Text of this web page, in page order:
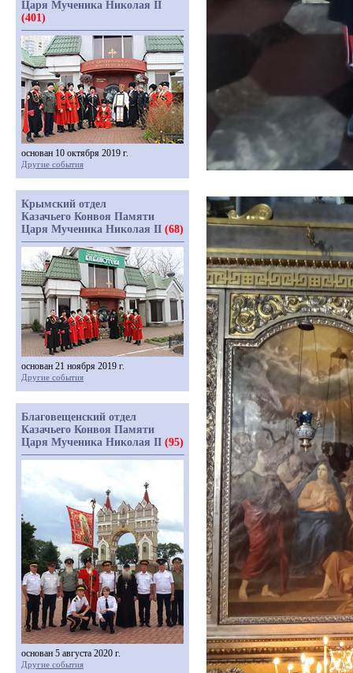
Царя Мученика Николая II
(401)
основан 10 октября 2019 г.
Другие события
Крымский отдел
Казачьего Конвоя Памяти
Царя Мученика Николая II (68)
основан 21 ноября 2019 г.
Другие события
Благовещенский отдел
Казачьего Конвоя Памяти
Царя Мученика Николая II (95)
основан 5 августа 2020 г.
Другие события